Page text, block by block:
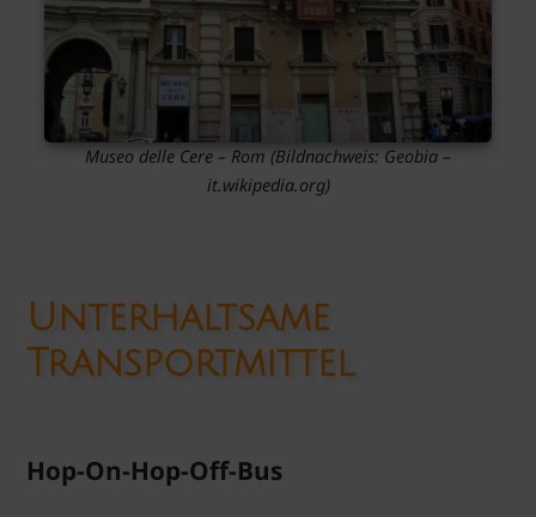
Museo delle Cere – Rom (Bildnachweis: Geobia –
it.wikipedia.org)
Unterhaltsame
Transportmittel
Hop-On-Hop-Off-Bus